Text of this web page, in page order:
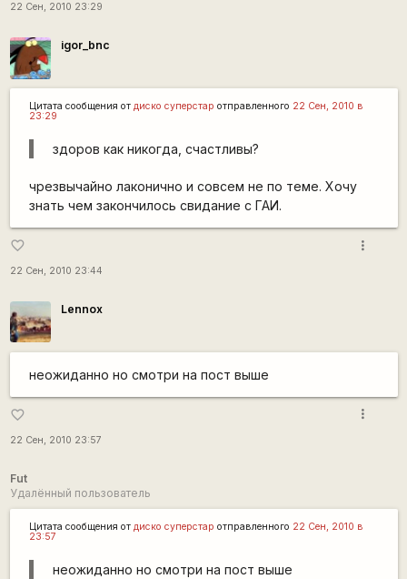
22 Сен, 2010 23:29
igor_bnc
Цитата сообщения от диско суперстар отправленного 22 Сен, 2010 в
23:29
здоров как никогда, счастливы?
чрезвычайно лаконично и совсем не по теме. Хочу
знать чем закончилось свидание с ГАИ.
favorite_border
22 Сен, 2010 23:44
more_vert
Lennox
неожиданно но смотри на пост выше
favorite_border
22 Сен, 2010 23:57
more_vert
Fut
Удалённый пользователь
Цитата сообщения от диско суперстар отправленного 22 Сен, 2010 в
23:57
неожиданно но смотри на пост выше